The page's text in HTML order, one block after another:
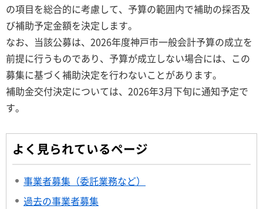
の項目を総合的に考慮して、予算の範囲内で補助の採否及
び補助予定金額を決定します。
なお、当該公募は、2026年度神戸市一般会計予算の成立を
前提に行うものであり、予算が成立しない場合には、この
募集に基づく補助決定を行わないことがあります。
補助金交付決定については、2026年3月下旬に通知予定で
す。
よく見られているページ
事業者募集（委託業務など）
過去の事業者募集